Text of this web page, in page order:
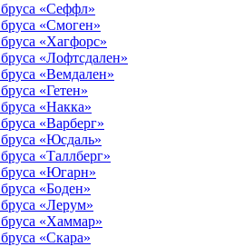
«Сеффл»
«Смоген»
«Хагфорс»
«Лофтсдален»
«Вемдален»
«Гетен»
«Накка»
«Варберг»
«Юсдаль»
«Таллберг»
«Югарн»
«Боден»
«Лерум»
«Хаммар»
«Скара»